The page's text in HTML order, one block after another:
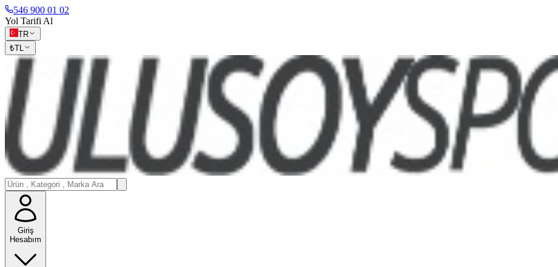
546 900 01 02
Yol Tarifi Al
TR
₺TL
Giriş
Hesabım